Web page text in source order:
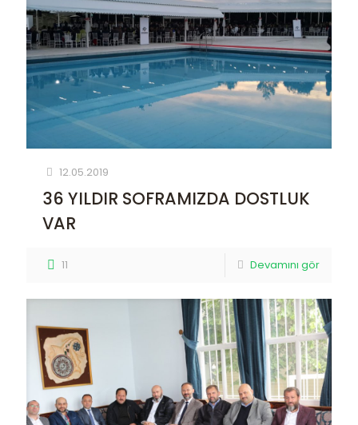
12.05.2019
36 YILDIR SOFRAMIZDA DOSTLUK
VAR
11 Devamını gör